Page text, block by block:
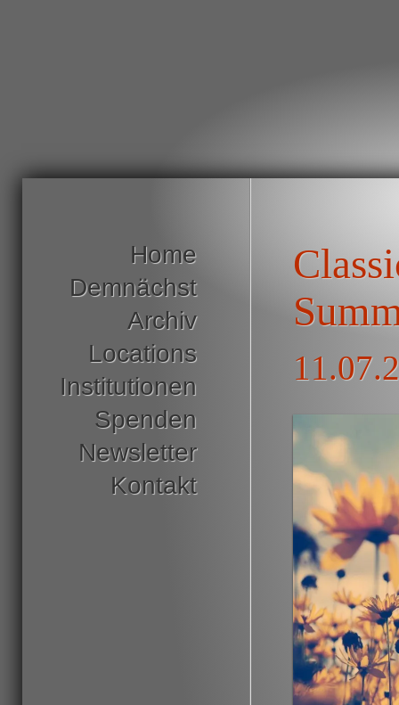
Home
Demnächst
Archiv
Locations
Institutionen
Spenden
Newsletter
Kontakt